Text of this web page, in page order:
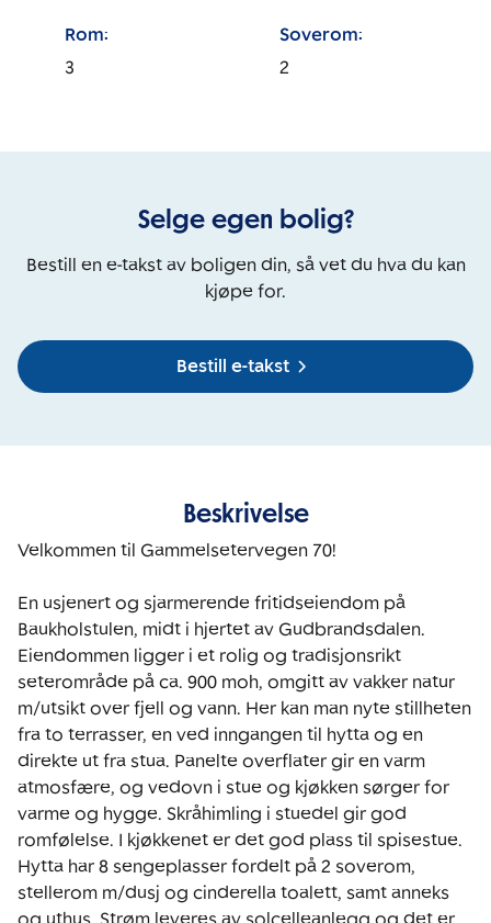
Rom:
3
Soverom:
2
Selge egen bolig?
Bestill en e-takst av boligen din, så vet du hva du kan
kjøpe for.
Bestill e-takst
Beskrivelse
Velkommen til Gammelsetervegen 70!
En usjenert og sjarmerende fritidseiendom på
Baukholstulen, midt i hjertet av Gudbrandsdalen.
Eiendommen ligger i et rolig og tradisjonsrikt
seterområde på ca. 900 moh, omgitt av vakker natur
m/utsikt over fjell og vann. Her kan man nyte stillheten
fra to terrasser, en ved inngangen til hytta og en
direkte ut fra stua. Panelte overflater gir en varm
atmosfære, og vedovn i stue og kjøkken sørger for
varme og hygge. Skråhimling i stuedel gir god
romfølelse. I kjøkkenet er det god plass til spisestue.
Hytta har 8 sengeplasser fordelt på 2 soverom,
stellerom m/dusj og cinderella toalett, samt anneks